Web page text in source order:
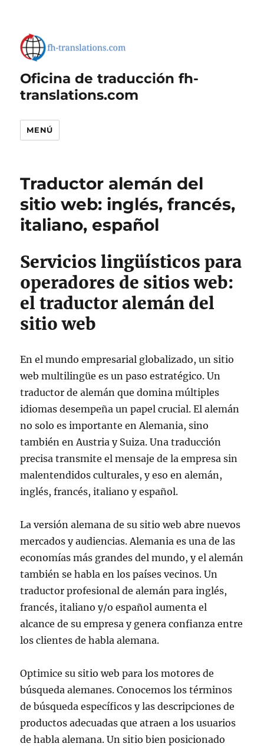
Oficina de traducción fh-
translations.com
MENÚ
Traductor alemán del
sitio web: inglés, francés,
italiano, español
Servicios lingüísticos para
operadores de sitios web:
el traductor alemán del
sitio web
En el mundo empresarial globalizado, un sitio
web multilingüe es un paso estratégico. Un
traductor de alemán que domina múltiples
idiomas desempeña un papel crucial. El alemán
no solo es importante en Alemania, sino
también en Austria y Suiza. Una traducción
precisa transmite el mensaje de la empresa sin
malentendidos culturales, y eso en alemán,
inglés, francés, italiano y español.
La versión alemana de su sitio web abre nuevos
mercados y audiencias. Alemania es una de las
economías más grandes del mundo, y el alemán
también se habla en los países vecinos. Un
traductor profesional de alemán para inglés,
francés, italiano y/o español aumenta el
alcance de su empresa y genera confianza entre
los clientes de habla alemana.
Optimice su sitio web para los motores de
búsqueda alemanes. Conocemos los términos
de búsqueda específicos y las descripciones de
productos adecuadas que atraen a los usuarios
de habla alemana. Un sitio bien posicionado